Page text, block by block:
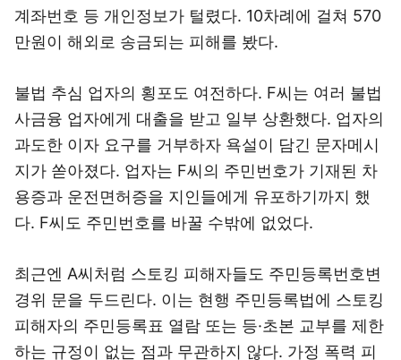
계좌번호 등 개인정보가 털렸다. 10차례에 걸쳐 570
만원이 해외로 송금되는 피해를 봤다.
불법 추심 업자의 횡포도 여전하다. F씨는 여러 불법
사금융 업자에게 대출을 받고 일부 상환했다. 업자의
과도한 이자 요구를 거부하자 욕설이 담긴 문자메시
지가 쏟아졌다. 업자는 F씨의 주민번호가 기재된 차
용증과 운전면허증을 지인들에게 유포하기까지 했
다. F씨도 주민번호를 바꿀 수밖에 없었다.
최근엔 A씨처럼 스토킹 피해자들도 주민등록번호변
경위 문을 두드린다. 이는 현행 주민등록법에 스토킹
피해자의 주민등록표 열람 또는 등·초본 교부를 제한
하는 규정이 없는 점과 무관하지 않다. 가정 폭력 피